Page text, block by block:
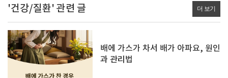
'건강/질환' 관련 글 더 보기
배에 가스가 차서 배가 아파요, 원인
과 관리법